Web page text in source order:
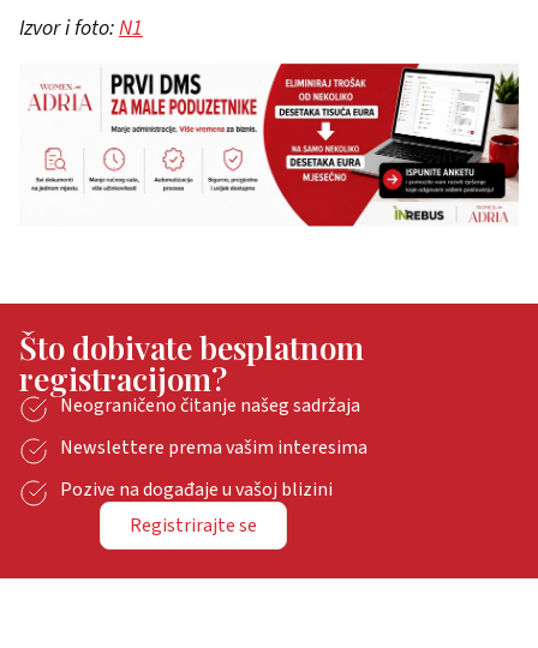
Izvor i foto:N1
Što dobivate besplatnom
registracijom?
Neograničeno čitanje našeg sadržaja
Newslettere prema vašim interesima
Pozive na događaje u vašoj blizini
Registrirajte se